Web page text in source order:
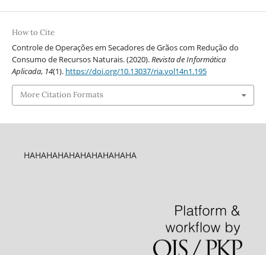
How to Cite
Controle de Operações em Secadores de Grãos com Redução do
Consumo de Recursos Naturais. (2020).Revista de Informática
Aplicada, 14(1). https://doi.org/10.13037/ria.vol14n1.195
More Citation Formats
HAHAHAHAHAHAHAHAHAHA